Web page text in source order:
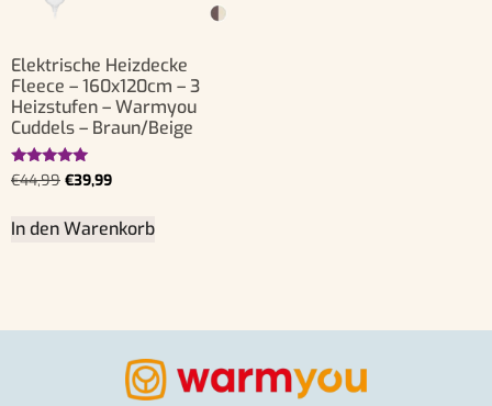
Elektrische Heizdecke
Fleece – 160x120cm – 3
Heizstufen – Warmyou
Cuddels – Braun/Beige
Bewertet
mit
von 5
€44,99 €39,99
In den Warenkorb